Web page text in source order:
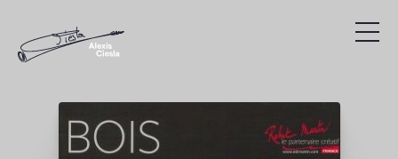
Discographie